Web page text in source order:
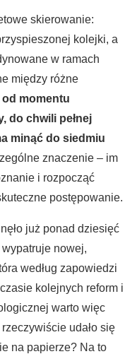
skierowanie:
kolejki, a
w ramach
między różne
od momentu
do chwili pełnej
minąć do siedmiu
znaczenie – im
i rozpocząć
postępowanie.
już ponad dziesięć
nowej,
według zapowiedzi
kolejnych reform i
warto więc
udało się
na papierze? Na to